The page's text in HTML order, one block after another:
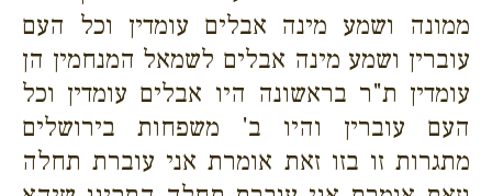
ממונה ושמע מינה אבלים עומדין וכל העם
עוברין ושמע מינה אבלים לשמאל המנחמין הן
עומדין ת"ר בראשונה היו אבלים עומדין וכל
העם עוברין והיו ב' משפחות בירושלים
מתגרות זו בזו זאת אומרת אני עוברת תחלה